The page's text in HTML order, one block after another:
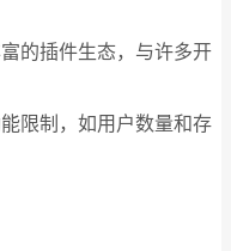
的插件生态，与许多开
限制，如用户数量和存